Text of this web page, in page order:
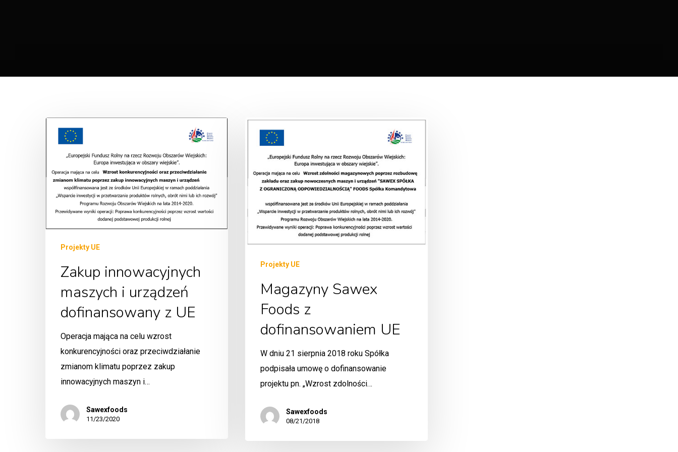
Projekty UE
Zakup innowacyjnych
maszych i urządzeń
dofinansowany z UE
Operacja mająca na celu wzrost
konkurencyjności oraz przeciwdziałanie
zmianom klimatu poprzez zakup
innowacyjnych maszyn i…
Sawexfoods
11/23/2020
Projekty UE
Magazyny Sawex
Foods z
dofinansowaniem UE
W dniu 21 sierpnia 2018 roku Spółka
podpisała umowę o dofinansowanie
projektu pn. „Wzrost zdolności…
Sawexfoods
08/21/2018